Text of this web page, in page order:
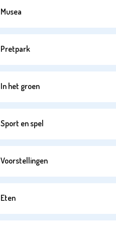
Musea
Pretpark
In het groen
Sport en spel
Voorstellingen
Eten